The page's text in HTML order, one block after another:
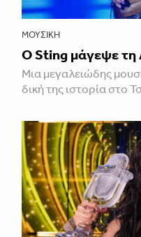
ΜΟΥΣΙΚΉ
Ο Sting μάγεψε τη
Μια μεγαλειώδης
δική της ιστορία στο